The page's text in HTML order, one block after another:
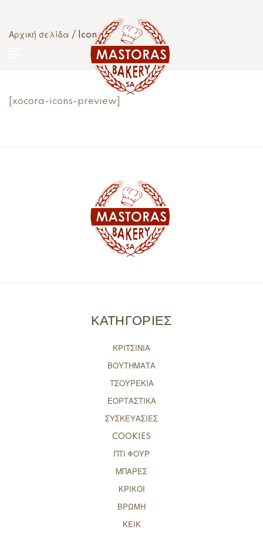
Αρχική σελίδα / Icon
[xocora-icons-preview]
ΚΑΤΗΓΟΡΙΕΣ
ΚΡΙΤΣΙΝΙΑ
ΒΟΥΤΗΜΑΤΑ
ΤΣΟΥΡΕΚΙΑ
ΕΟΡΤΑΣΤΙΚΑ
ΣΥΣΚΕΥΑΣΙΕΣ
COOKIES
ΠΤΙ ΦΟΥΡ
ΜΠΑΡΕΣ
ΚΡΙΚΟΙ
ΒΡΩΜΗ
ΚΕΙΚ